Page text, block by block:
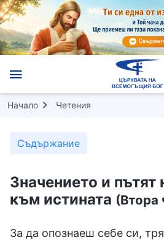
Начало Четения
Съдържание
Значението и
към истината (Втора
За да опознаеш себе си,